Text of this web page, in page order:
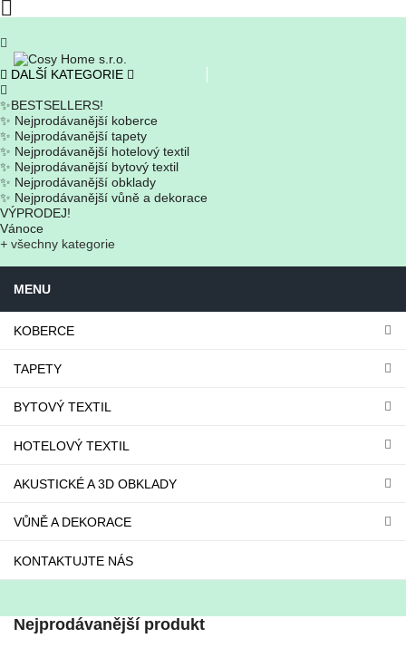

DALŠÍ KATEGORIE
✨BESTSELLERS!
✨ Nejprodávanější koberce
✨ Nejprodávanější tapety
✨ Nejprodávanější hotelový textil
✨ Nejprodávanější bytový textil
✨ Nejprodávanější obklady
✨ Nejprodávanější vůně a dekorace
VÝPRODEJ!
Vánoce
+ všechny kategorie
MENU
KOBERCE
TAPETY
BYTOVÝ TEXTIL
HOTELOVÝ TEXTIL
AKUSTICKÉ A 3D OBKLADY
VŮNĚ A DEKORACE
KONTAKTUJTE NÁS
Nejprodávanější produkt